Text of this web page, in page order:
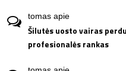
tomas apie
Šilutės uosto vairas
profesionalės rankas